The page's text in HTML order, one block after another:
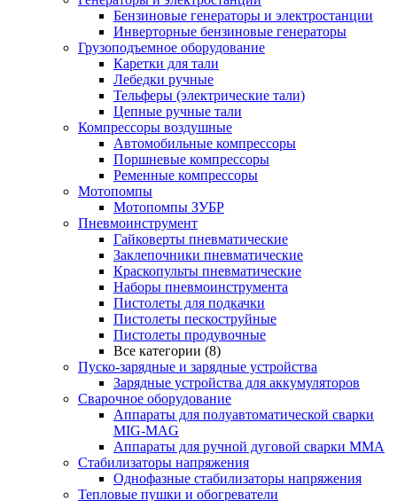
Бензиновые генераторы и электростанции
Инверторные бензиновые генераторы
Грузоподъемное оборудование
Каретки для тали
Лебедки ручные
Тельферы (электрические тали)
Цепные ручные тали
Компрессоры воздушные
Автомобильные компрессоры
Поршневые компрессоры
Ременные компрессоры
Мотопомпы
Мотопомпы ЗУБР
Пневмоинструмент
Гайковерты пневматические
Заклепочники пневматические
Краскопульты пневматические
Наборы пневмоинструмента
Пистолеты для подкачки
Пистолеты пескоструйные
Пистолеты продувочные
Все категории (8)
Пуско-зарядные и зарядные устройства
Зарядные устройства для аккумуляторов
Сварочное оборудование
Аппараты для полуавтоматической сварки
MIG-MAG
Аппараты для ручной дуговой сварки MMA
Стабилизаторы напряжения
Однофазные стабилизаторы напряжения
Тепловые пушки и обогреватели